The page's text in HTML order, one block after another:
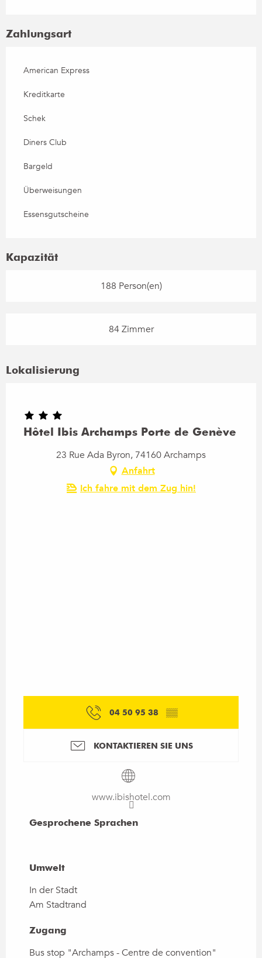
Zahlungsart
American Express
Kreditkarte
Schek
Diners Club
Bargeld
Überweisungen
Essensgutscheine
Kapazität
188 Person(en)
84 Zimmer
Lokalisierung
Hôtel Ibis Archamps Porte de Genève
23 Rue Ada Byron, 74160 Archamps
Anfahrt
Ich fahre mit dem Zug hin!
04 50 95 38 ▒▒
KONTAKTIEREN SIE UNS
www.ibishotel.com
Gesprochene Sprachen
Gesprochene Sprachen
Umwelt
Umwelt
In der Stadt
Am Stadtrand
Zugang
Zugang
Bus stop "Archamps - Centre de convention"